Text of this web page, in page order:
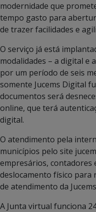
modernidade que
tempo gasto para
de trazer facilidades e
O serviço já está
modalidades – a digital e
por um período de seis
somente Jucems Digital
documentos será
online, que terá
digital.
O atendimento pela
municípios pelo site
empresários, contadores
deslocamento físico para
de atendimento da
A Junta virtual funciona